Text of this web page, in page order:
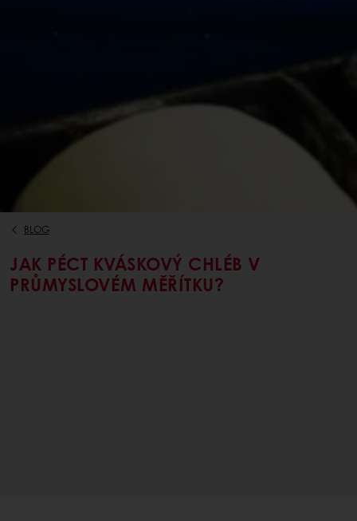
BLOG
JAK PÉCT KVÁSKOVÝ CHLÉB V
PRŮMYSLOVÉM MĚŘÍTKU?